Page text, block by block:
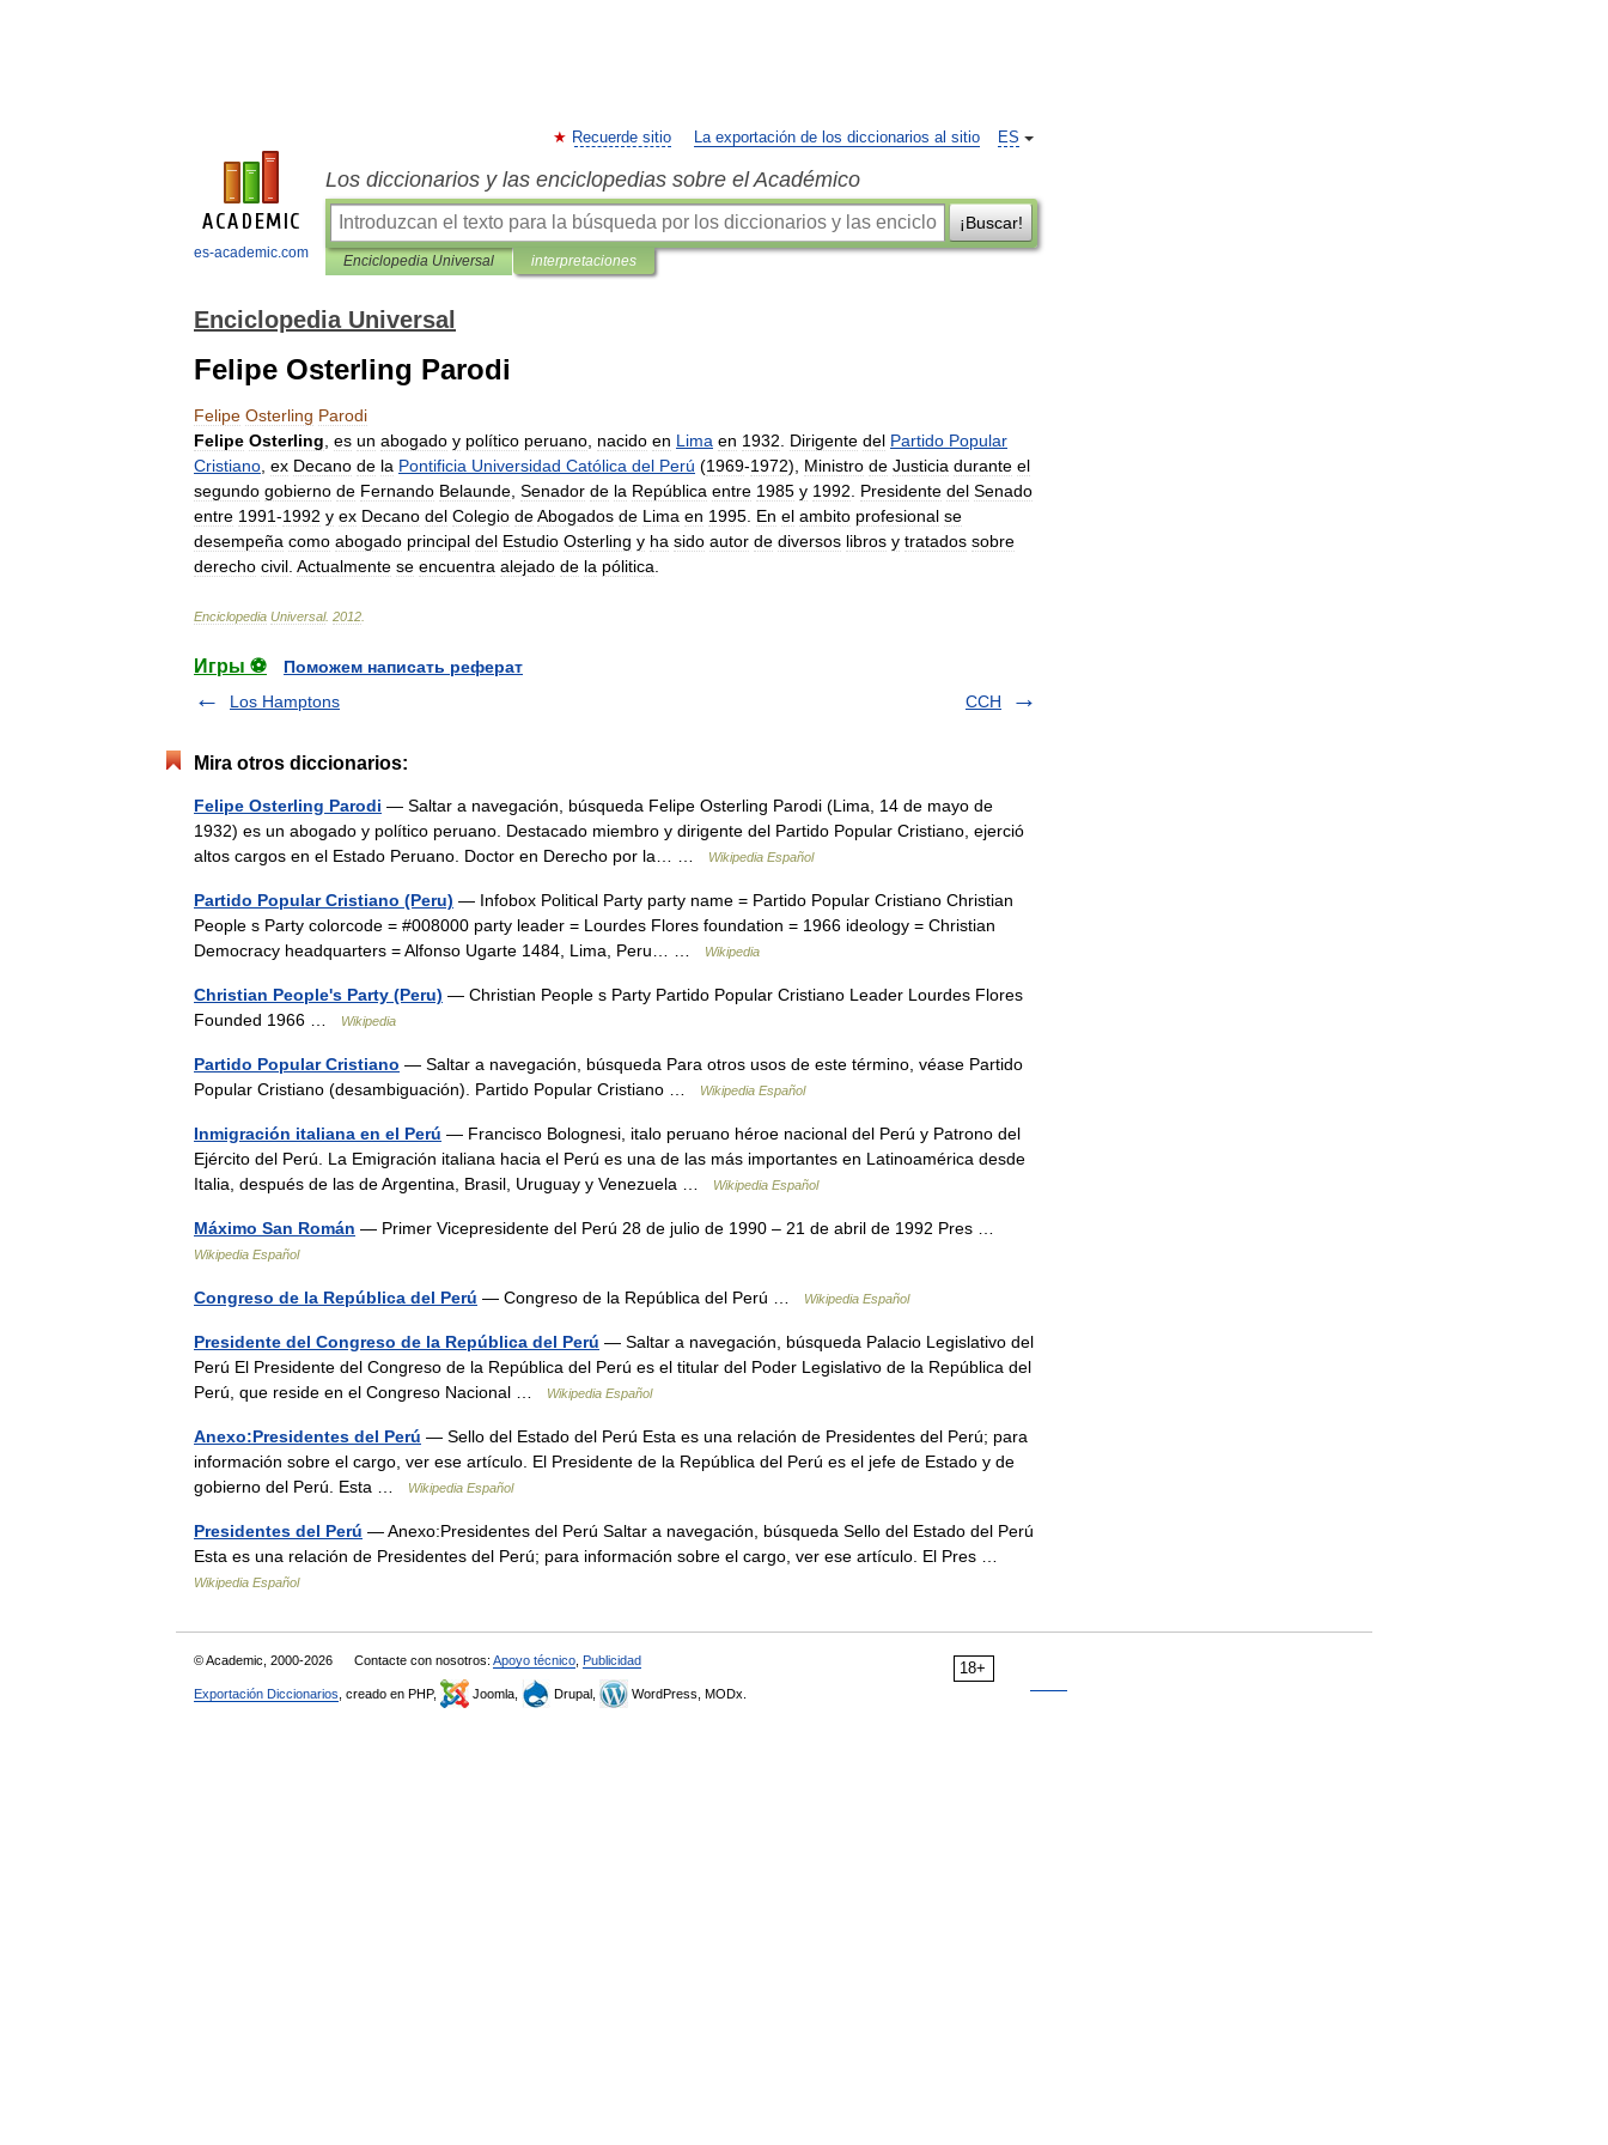
es-academic.com
ES
Recuerde sitio La exportación de los diccionarios al sitio
Los diccionarios y las enciclopedias sobre el Académico
¡Buscar!
Enciclopedia Universal interpretaciones
Enciclopedia Universal
Felipe Osterling Parodi
Felipe Osterling Parodi
Felipe Osterling es un abogado y político peruano nacido en Lima en 1932 Dirigente del Partido Popular
Cristiano ex Decano de la Pontificia Universidad Católica del Perú (1969-1972), Ministro de Justicia durante el
segundo gobierno de Fernando Belaunde Senador de la República entre 1985 y 1992 Presidente del Senado
entre 1991-1992 y ex Decano del Colegio deAbogados de Lima en 1995 En el ambito profesional se
desempeña como abogado principal del Estudio Osterling y ha sido autor de diversos libros y tratados sobre
derecho civil Actualmente se encuentra alejado de la pólitica
Enciclopedia Universal. 2012
Игры ⚽
Поможем написать реферат
Los Hamptons
CCH
Mira otros diccionarios:
Felipe Osterling Parodi — Saltar a navegación, búsqueda Felipe Osterling Parodi (Lima, 14 de mayo de
1932) es un abogado y político peruano. Destacado miembro y dirigente del Partido Popular Cristiano, ejerció
altos cargos en el Estado Peruano. Doctor en Derecho por la… …
Wikipedia Español
Partido Popular Cristiano (Peru) — Infobox Political Party party name = Partido Popular Cristiano Christian
People s Party colorcode = #008000 party leader = Lourdes Flores foundation = 1966 ideology = Christian
Democracy headquarters = Alfonso Ugarte 1484, Lima, Peru… …
Wikipedia
Christian People's Party (Peru) — Christian People s Party Partido Popular Cristiano Leader Lourdes Flores
Founded 1966 …
Wikipedia
Partido Popular Cristiano — Saltar a navegación, búsqueda Para otros usos de este término, véase Partido
Popular Cristiano (desambiguación). Partido Popular Cristiano …
Wikipedia Español
Inmigración italiana en el Perú — Francisco Bolognesi, italo peruano héroe nacional del Perú y Patrono del
Ejército del Perú. La Emigración italiana hacia el Perú es una de las más importantes en Latinoamérica desde
Italia, después de las de Argentina, Brasil, Uruguay y Venezuela …
Wikipedia Español
Máximo San Román — Primer Vicepresidente del Perú 28 de julio de 1990 – 21 de abril de 1992 Pres …
Wikipedia Español
Congreso de la República del Perú — Congreso de la República del Perú … Wikipedia Español
Presidente del Congreso de la República del Perú — Saltar a navegación, búsqueda Palacio Legislativo del
Perú El Presidente del Congreso de la República del Perú es el titular del Poder Legislativo de la República del
Perú, que reside en el Congreso Nacional …
Wikipedia Español
Anexo:Presidentes del Perú — Sello del Estado del Perú Esta es una relación de Presidentes del Perú; para
información sobre el cargo, ver ese artículo. El Presidente de la República del Perú es el jefe de Estado y de
gobierno del Perú. Esta …
Wikipedia Español
Presidentes del Perú — Anexo:Presidentes del Perú Saltar a navegación, búsqueda Sello del Estado del Perú
Esta es una relación de Presidentes del Perú; para información sobre el cargo, ver ese artículo. El Pres …
Wikipedia Español
18+
© Academic, 2000-2026 Contacte con nosotros: Apoyo técnico Publicidad
Exportación Diccionarios , creado en PHP, Joomla, Drupal, WordPress, MODx.